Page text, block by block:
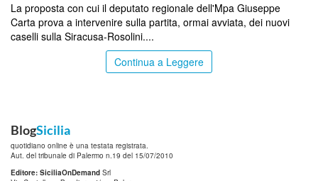
La proposta con cui il deputato regionale dell'Mpa Giuseppe
Carta prova a intervenire sulla partita, ormai avviata, dei nuovi
caselli sulla Siracusa-Rosolini....
Continua a Leggere
BlogSicilia
quotidiano online è una testata registrata.
Aut. del tribunale di Palermo n.19 del 15/07/2010
Editore: SiciliaOnDemand Srl